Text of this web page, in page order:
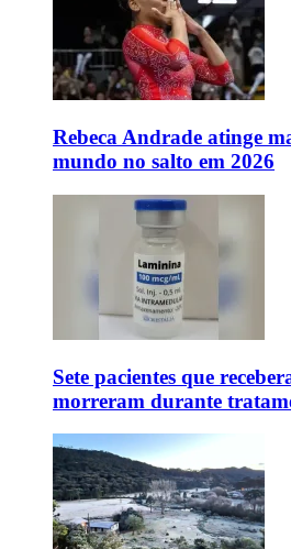
Rebeca Andrade atinge
mundo no salto em 2026
Sete pacientes que
morreram durante